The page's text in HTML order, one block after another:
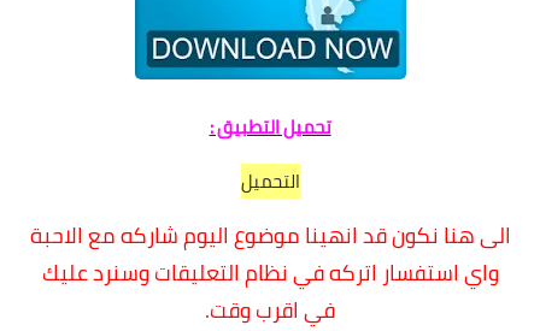
تحميل التطبيق :
التحميل
الى هنا نكون قد انهينا موضوع اليوم شاركه مع الاحبة
واي استفسار اتركه في نظام التعليقات وسنرد عليك
في اقرب وقت.